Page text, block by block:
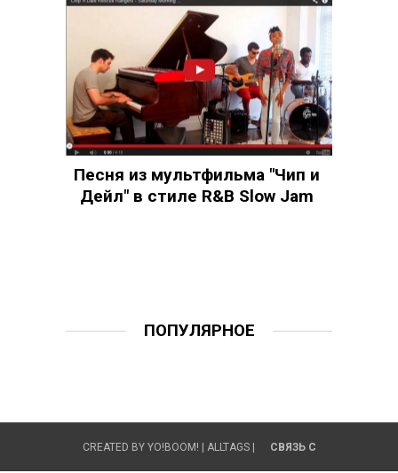
Песня из мультфильма "Чип и
Дейл" в стиле R&B Slow Jam
ПОПУЛЯРНОЕ
CREATED BY YO!BOOM! ALLTAGS| СВЯЗЬ С